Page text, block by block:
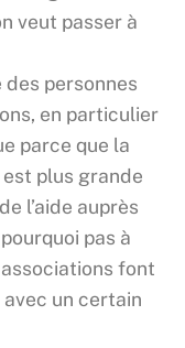
veut passer à
des personnes
en particulier
parce que la
plus grande
l’aide auprès
pas à
associations font
un certain